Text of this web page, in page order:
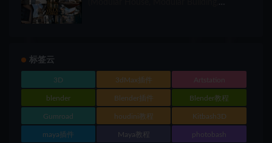
标签云
3D 3dMax插件 Artstation
blender Blender插件 Blender教程
Gumroad houdini教程 Kitbash3D
maya插件 Maya教程 photobash